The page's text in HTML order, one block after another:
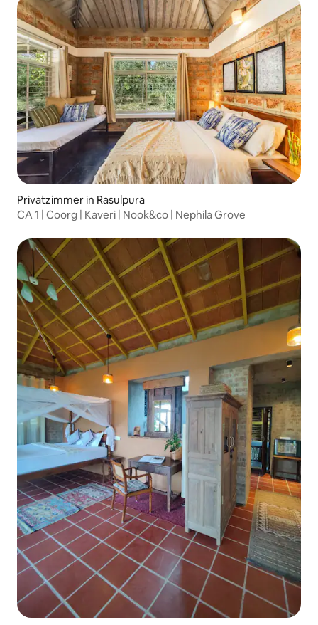
Privatzimmer in Rasulpura
CA 1 | Coorg | Kaveri | Nook&co | Nephila Grove